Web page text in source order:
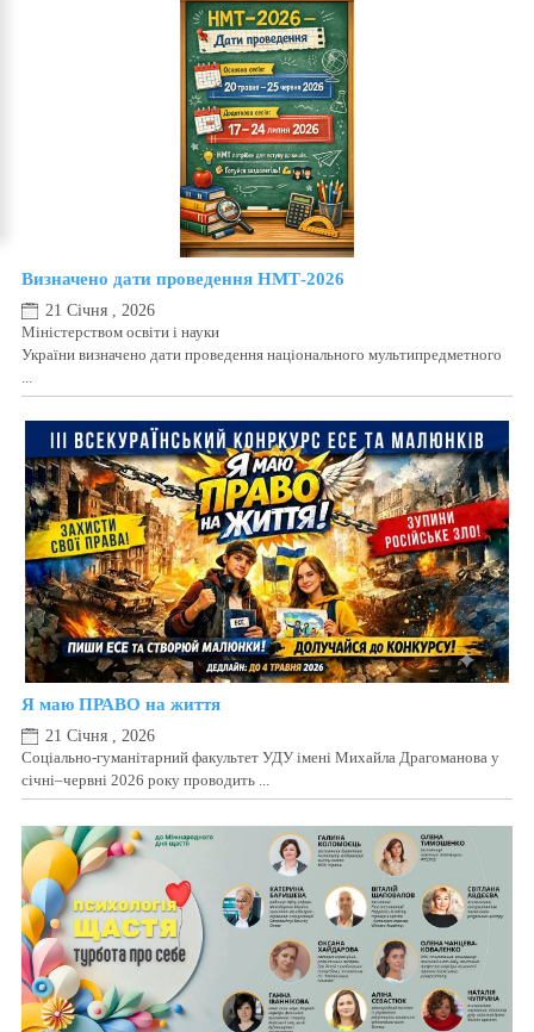
Визначено дати проведення НМТ-2026
21 Січня , 2026
Міністерством освіти і науки
України визначено дати проведення національного мультипредметного
...
Я маю ПРАВО на життя
21 Січня , 2026
Соціально-гуманітарний факультет УДУ імені Михайла Драгоманова у
січні–червні 2026 року проводить ...